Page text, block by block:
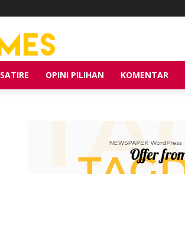
SATIRE OPINI PILIHAN KOMENTAR